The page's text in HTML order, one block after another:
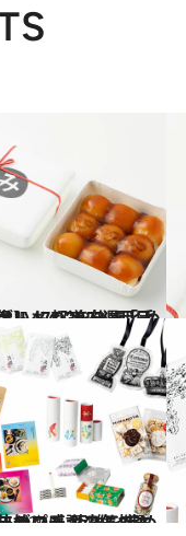
県「手土産グルメ」2023 “西日本の旨いもの”を総まとめ
気持ちをプレゼント 距離を縮める魔法のプチギフト8選
スタイル